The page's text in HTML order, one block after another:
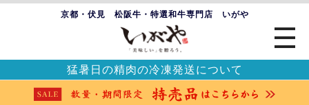
京都・伏見 松阪牛・特選和牛専門店 いがや
猛暑日の精肉の冷凍発送について